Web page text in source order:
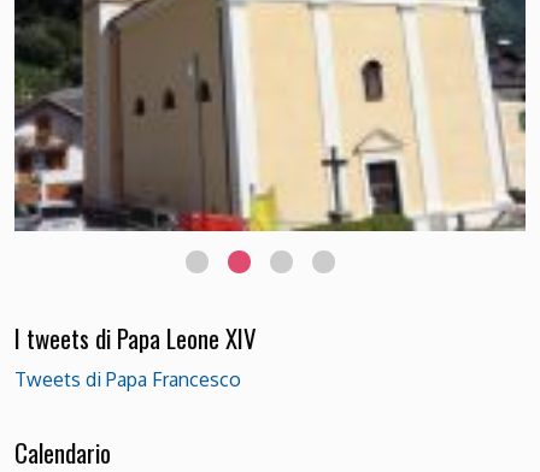
Chiesetta di Passo Rolle Foto Luciana Bettega
I tweets di Papa Leone XIV
Tweets di Papa Francesco
Calendario